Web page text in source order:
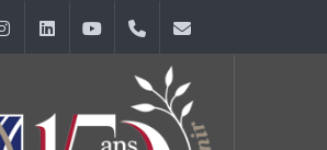
InstagramLinkedInYouTube+9611421000